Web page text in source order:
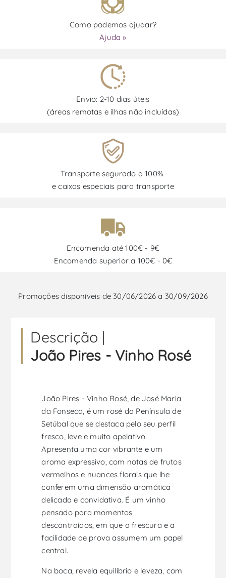
Como podemos ajudar?
Ajuda »
Envio: 2-10 dias úteis
(áreas remotas e ilhas não incluídas)
Transporte segurado a 100%
e caixas especiais para transporte
Encomenda até 100€ - 9€
Encomenda superior a 100€ - 0€
Promoções disponíveis de 30/06/2026 a 30/09/2026
Descrição |
João Pires - Vinho Rosé
João Pires - Vinho Rosé, de José Maria
da Fonseca, é um rosé da Península de
Setúbal que se destaca pelo seu perfil
fresco, leve e muito apelativo.
Apresenta uma cor vibrante e um
aroma expressivo, com notas de frutos
vermelhos e nuances florais que lhe
conferem uma dimensão aromática
delicada e convidativa. É um vinho
pensado para momentos
descontraídos, em que a frescura e a
facilidade de prova assumem um papel
central.
Na boca, revela equilíbrio e leveza, com